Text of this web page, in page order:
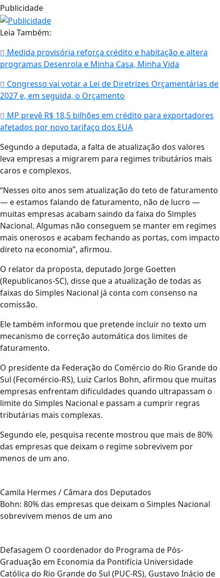
Publicidade
Leia Também:
Medida provisória reforça crédito e habitação e altera
programas Desenrola e Minha Casa, Minha Vida
Congresso vai votar a Lei de Diretrizes Orçamentárias de
2027 e, em seguida, o Orçamento
MP prevê R$ 18,5 bilhões em crédito para exportadores
afetados por novo tarifaço dos EUA
Segundo a deputada, a falta de atualização dos valores
leva empresas a migrarem para regimes tributários mais
caros e complexos.
“Nesses oito anos sem atualização do teto de faturamento
— e estamos falando de faturamento, não de lucro —
muitas empresas acabam saindo da faixa do Simples
Nacional. Algumas não conseguem se manter em regimes
mais onerosos e acabam fechando as portas, com impacto
direto na economia”, afirmou.
O relator da proposta, deputado Jorge Goetten
(Republicanos-SC), disse que a atualização de todas as
faixas do Simples Nacional já conta com consenso na
comissão.
Ele também informou que pretende incluir no texto um
mecanismo de correção automática dos limites de
faturamento.
O presidente da Federação do Comércio do Rio Grande do
Sul (Fecomércio-RS), Luiz Carlos Bohn, afirmou que muitas
empresas enfrentam dificuldades quando ultrapassam o
limite do Simples Nacional e passam a cumprir regras
tributárias mais complexas.
Segundo ele, pesquisa recente mostrou que mais de 80%
das empresas que deixam o regime sobrevivem por
menos de um ano.
Camila Hermes / Câmara dos Deputados
Bohn: 80% das empresas que deixam o Simples Nacional
sobrevivem menos de um ano
Defasagem O coordenador do Programa de Pós-
Graduação em Economia da Pontifícia Universidade
Católica do Rio Grande do Sul (PUC-RS), Gustavo Inácio de